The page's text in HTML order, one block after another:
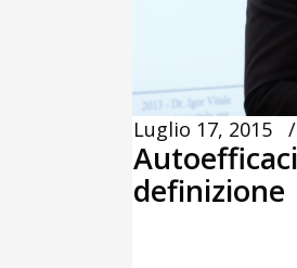
Luglio 17, 2015
definizione